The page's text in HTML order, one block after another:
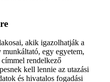
akik igazolhatják a
munkáltató, egy egyetem,
rendelkező
kell lennie az utazási
és hivatalos fogadási